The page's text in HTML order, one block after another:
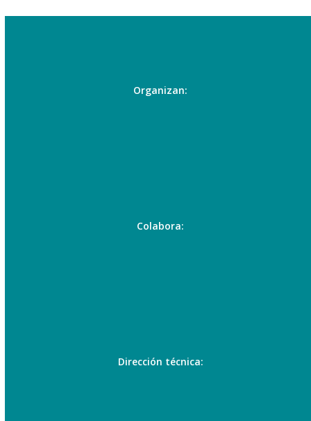
Organizan:
Colabora:
Dirección técnica: